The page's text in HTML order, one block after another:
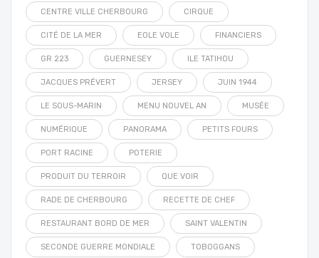
CENTRE VILLE CHERBOURG CIRQUE
CITÉ DE LA MER EOLE VOLE FINANCIERS
GR 223 GUERNESEY ILE TATIHOU
JACQUES PRÉVERT JERSEY JUIN 1944
LE SOUS-MARIN MENU NOUVEL AN MUSÉE
NUMÉRIQUE PANORAMA PETITS FOURS
PORT RACINE POTERIE
PRODUIT DU TERROIR QUE VOIR
RADE DE CHERBOURG RECETTE DE CHEF
RESTAURANT BORD DE MER SAINT VALENTIN
SECONDE GUERRE MONDIALE TOBOGGANS